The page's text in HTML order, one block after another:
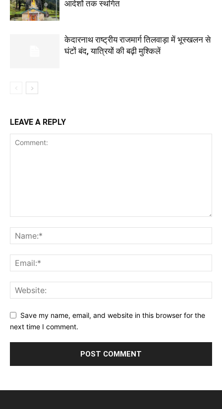
आदेशों तक स्थगित
केदारनाथ राष्ट्रीय राजमार्ग तिलवाड़ा में भूस्खलन से
घंटों बंद, यात्रियों की बढ़ी मुश्किलें
LEAVE A REPLY
Save my name, email, and website in this browser for the
next time I comment.